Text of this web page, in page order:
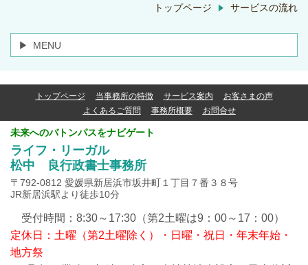
トップページ サービスの流れ
MENU
トップページ 当事務所の特徴 サービス案内
お客さまの声
よくあるご質問
事務所概要 お問合せ
未来へのバトンパスをナビゲート
ライフ・リーガル
松中 良行政書士事務所
〒792-0812 愛媛県新居浜市坂井町１丁目７番３８号
JR新居浜駅より徒歩10分
受付時間：8:30～17:30（第2土曜は9：00～17：00）
定休日：土曜（第2土曜除く）・日曜・祝日・年末年始・
地方祭